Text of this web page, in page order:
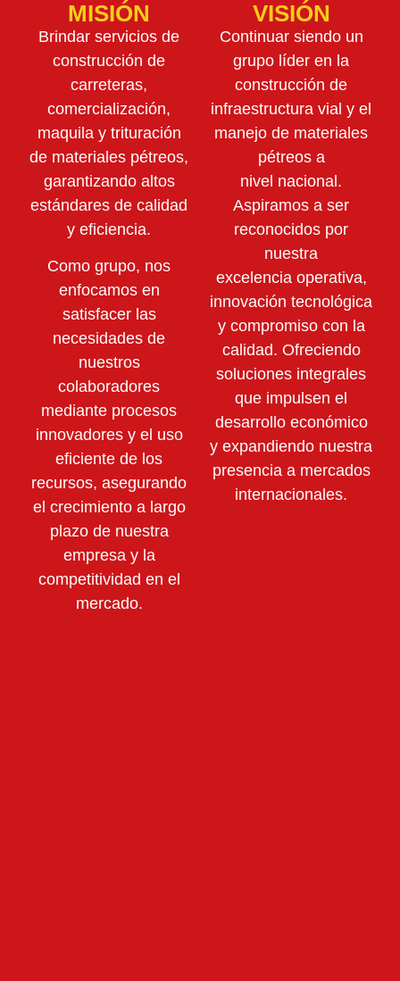
MISIÓN
Brindar servicios de
construcción de
carreteras,
comercialización,
maquila y trituración
de materiales pétreos,
garantizando altos
estándares de calidad
y eficiencia.
Como grupo, nos
enfocamos en
satisfacer las
necesidades de
nuestros
colaboradores
mediante procesos
innovadores y el uso
eficiente de los
recursos, asegurando
el crecimiento a largo
plazo de nuestra
empresa y la
competitividad en el
mercado.
VISIÓN
Continuar siendo un
grupo líder en la
construcción de
infraestructura vial y el
manejo de materiales
pétreos a
nivel nacional.
Aspiramos a ser
reconocidos por
nuestra
excelencia operativa,
innovación tecnológica
y compromiso con la
calidad. Ofreciendo
soluciones integrales
que impulsen el
desarrollo económico
y expandiendo nuestra
presencia a mercados
internacionales.